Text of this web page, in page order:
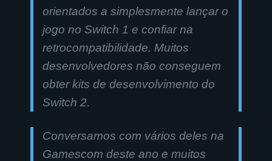
orientados a simplesmente lançar o
jogo no Switch 1 e confiar na
retrocompatibilidade. Muitos
desenvolvedores não conseguem
obter kits de desenvolvimento do
Switch 2.
Conversamos com vários deles na
Gamescom deste ano e muitos